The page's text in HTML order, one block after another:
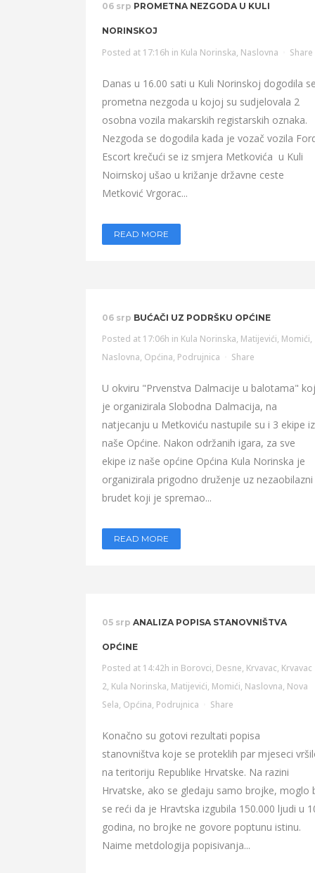
06 srp PROMETNA NEZGODA U KULI
NORINSKOJ
Posted at 17:16h in Kula Norinska, Naslovna Share
Danas u 16.00 sati u Kuli Norinskoj dogodila
prometna nezgoda u kojoj su sudjelovala 2
osobna vozila makarskih registarskih oznaka.
Nezgoda se dogodila kada je vozač vozila
Escort krečući se iz smjera Metkovića u Kuli
Noirnskoj ušao u križanje državne ceste
Metković Vrgorac...
READ MORE
06 srp BUĆAČI UZ PODRŠKU OPĆINE
Posted at 17:06h in Kula Norinska, Matijevići, Momići,
Naslovna, Općina, Podrujnica Share
U okviru "Prvenstva Dalmacije u balotama"
je organizirala Slobodna Dalmacija, na
natjecanju u Metkoviću nastupile su i 3 ekipe iz
naše Općine. Nakon održanih igara, za sve
ekipe iz naše općine Općina Kula Norinska je
organizirala prigodno druženje uz nezaobilazni
brudet koji je spremao...
READ MORE
05 srp ANALIZA POPISA STANOVNIŠTVA
OPĆINE
Posted at 14:42h in Borovci, Desne, Krvavac, Krvavac
2, Kula Norinska, Matijevići, Momići, Naslovna, Nova
Sela, Općina, Podrujnica Share
Konačno su gotovi rezultati popisa
stanovništva koje se proteklih par mjeseci
na teritoriju Republike Hrvatske. Na razini
Hrvatske, ako se gledaju samo brojke, moglo
se reći da je Hravtska izgubila 150.000 ljudi u
godina, no brojke ne govore poptunu istinu.
Naime metdologija popisivanja...